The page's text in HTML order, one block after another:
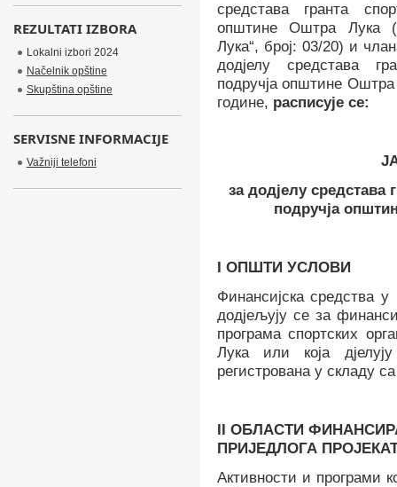
средстава гранта
општине Оштра Лука
Лука“, број: 03/20) и
додјелу средстава
подручја општине
године, расписује се:
за додјелу средстава
подручја
I ОПШТИ УСЛОВИ
Финансијска средства
додјељују се за
програмаспортских
Лука или која
регистрована у складу
II ОБЛАСТИ
ПРИЈЕДЛОГА
Активности и програми
REZULTATI IZBORA
Lokalni izbori 2024
Načelnik opštine
Skupština opštine
SERVISNE INFORMACIJE
Važniji telefoni